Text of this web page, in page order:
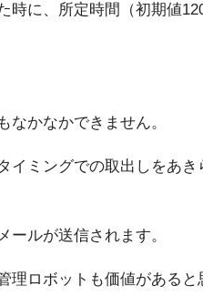
時に、所定時間（初期値
なかなかできません。
イミングでの取出しをあ
ールが送信されます。
ロボットも価値があると